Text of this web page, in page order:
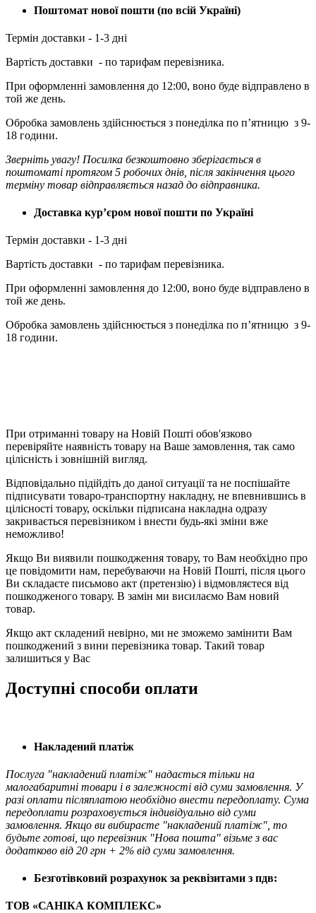
Поштомат нової пошти (по всій Україні)
Термін доставки - 1-3 дні
Вартість доставки - по тарифам перевізника.
При оформленні замовлення до 12:00, воно буде відправлено в
той же день.
Обробка замовлень здійснюється з понеділка по п’ятницю з 9-
18 години.
Зверніть увагу! Посилка безкоштовно зберігається в
поштоматі протягом 5 робочих днів, після закінчення цього
терміну товар відправляється назад до відправника.
Доставка кур’єром нової пошти по Україні
Термін доставки - 1-3 дні
Вартість доставки - по тарифам перевізника.
При оформленні замовлення до 12:00, воно буде відправлено в
той же день.
Обробка замовлень здійснюється з понеділка по п’ятницю з 9-
18 години.
При отриманні товару на Новій Пошті обов'язково
перевіряйте наявність товару на Ваше замовлення, так само
цілісність і зовнішній вигляд.
Відповідально підійдіть до даної ситуації та не поспішайте
підписувати товаро-транспортну накладну, не впевнившись в
цілісності товару, оскільки підписана накладна одразу
закривається перевізником і внести будь-які зміни вже
неможливо!
Якщо Ви виявили пошкодження товару, то Вам необхідно про
це повідомити нам, перебуваючи на Новій Пошті, після цього
Ви складаєте письмово акт (претензію) і відмовляєтеся від
пошкодженого товару. В замін ми висилаємо Вам новий
товар.
Якщо акт складений невірно, ми не зможемо замінити Вам
пошкоджений з вини перевізника товар. Такий товар
залишиться у Вас
Доступні способи оплати
Накладений платіж
Послуга "накладений платіж" надається тільки на
малогабаритні товари і в залежності від суми замовлення. У
разі оплати післяплатою необхідно внести передоплату. Сума
передоплати розраховується індивідуально від суми
замовлення. Якщо ви вибираєте "накладений платіж", то
будьте готові, що перевізник "Нова пошта" візьме з вас
додатково від 20 грн + 2% від суми замовлення.
Безготівковий розрахунок за реквізитами з пдв:
ТОВ «САНІКА КОМПЛЕКС»